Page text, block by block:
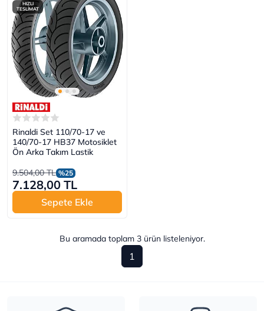
HIZLI
TESLİMAT
Rinaldi Set 110/70-17 ve
140/70-17 HB37 Motosiklet
Ön Arka Takım Lastik
9.504,00 TL %25
7.128,00 TL
Sepete Ekle
Bu aramada toplam 3ürün listeleniyor.
1